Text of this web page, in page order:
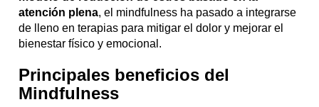
atención plena, el mindfulness ha pasado a integrarse
de lleno en terapias para mitigar el dolor y mejorar el
bienestar físico y emocional.
Principales beneficios del
Mindfulness